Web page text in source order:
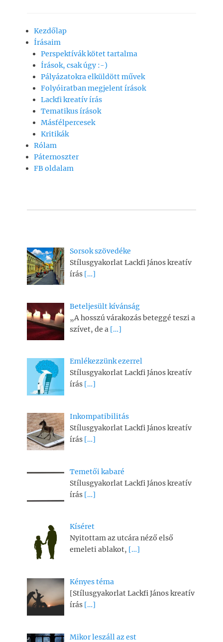
b
o
o
A
p
p
Kezdőlap
Írásaim
Perspektívák kötet tartalma
Írások, csak úgy :-)
Pályázatokra elküldött művek
Folyóiratban megjelent írások
Lackfi kreatív írás
Tematikus írások
Másfélpercesek
Kritikák
Rólam
Páternoszter
FB oldalam
Sorsok szövedéke
Stílusgyakorlat Lackfi János kreatív
írás […]
Beteljesült kívánság
„A hosszú várakozás beteggé teszi a
szívet, de a […]
Emlékezzünk ezerrel
Stílusgyakorlat Lackfi János kreatív
írás […]
Inkompatibilitás
Stílusgyakorlat Lackfi János kreatív
írás […]
Temetői kabaré
Stílusgyakorlat Lackfi János kreatív
írás […]
Kíséret
Nyitottam az utcára néző első
emeleti ablakot, […]
Kényes téma
[Stílusgyakorlat Lackfi János kreatív
írás […]
Mikor leszáll az est